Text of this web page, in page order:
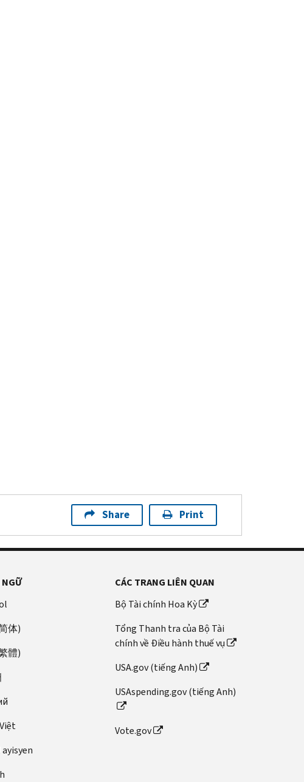
Share Print
NGỮ
体)
體)
CÁC TRANG LIÊN QUAN
Bộ Tài chính Hoa Kỳ
Tổng Thanh tra của Bộ Tài
chính về Điều hành thuế vụ
USA.gov (tiếng Anh)
USAspending.gov (tiếng Anh)
Vote.gov